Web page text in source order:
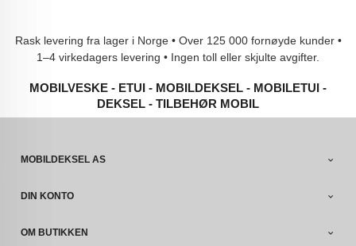
Rask levering fra lager i Norge • Over 125 000 fornøyde kunder •
1–4 virkedagers levering • Ingen toll eller skjulte avgifter.
MOBILVESKE - ETUI - MOBILDEKSEL - MOBILETUI -
DEKSEL - TILBEHØR MOBIL
MOBILDEKSEL AS
DIN KONTO
OM BUTIKKEN